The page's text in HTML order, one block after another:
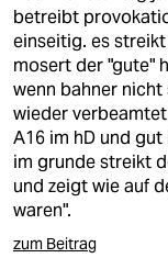
betreibt
einseitig. es
mosert der "gute"
wenn bahner
wieder
A16 im hD und gut
im grunde streikt
und zeigt wie auf
waren".
zum Beitrag